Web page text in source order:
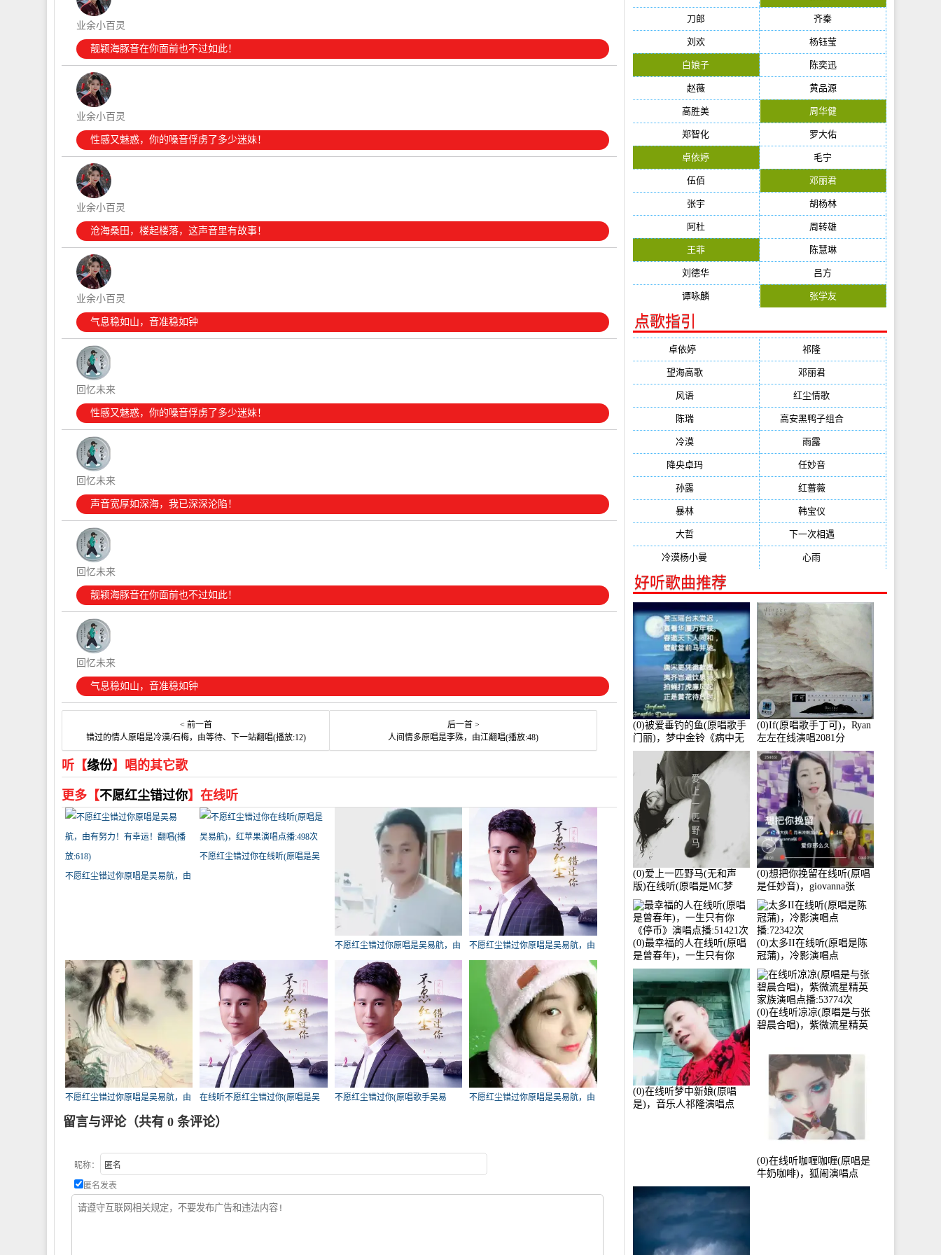
业余小百灵
靓颖海豚音在你面前也不过如此！
业余小百灵
性感又魅惑，你的嗓音俘虏了多少迷妹！
业余小百灵
沧海桑田，楼起楼落，这声音里有故事！
业余小百灵
气息稳如山，音准稳如钟
回忆未来
性感又魅惑，你的嗓音俘虏了多少迷妹！
回忆未来
声音宽厚如深海，我已深深沦陷！
回忆未来
靓颖海豚音在你面前也不过如此！
回忆未来
气息稳如山，音准稳如钟
< 前一首
错过的情人原唱是冷漠/石梅，由等待、下一站翻唱(播放:12)
后一首 >
人间情多原唱是李殊，由江翻唱(播放:48)
听【缘份】唱的其它歌
更多【不愿红尘错过你】在线听
不愿红尘错过你原唱是吴易航，由
不愿红尘错过你在线听(原唱是吴
不愿红尘错过你原唱是吴易航，由
正午骄阳(不定时在线)翻唱(播
放:475)
不愿红尘错过你原唱是吴易航，由
展望未来翻唱(播放:438)
不愿红尘错过你原唱是吴易航，由
风铃随缘翻唱(播放:257)
在线听不愿红尘错过你(原唱是吴
易航)，冬梅演唱点播:208次
不愿红尘错过你(原唱歌手吴易
不愿红尘错过你原唱是吴易航，由
留言与评论（共有 0 条评论）
昵称：
匿名发表
刀郎 齐秦
刘欢 杨钰莹
白娘子 陈奕迅
赵薇 黄品源
高胜美 周华健
郑智化 罗大佑
卓依婷 毛宁
伍佰 邓丽君
张宇 胡杨林
阿杜 周转雄
王菲 陈慧琳
刘德华 吕方
谭咏麟 张学友
点歌指引
卓依婷(1378) 祁隆
望海高歌(601) 邓丽君(555)
风语(543) 红尘情歌
陈瑞(459) 高安黑鸭子组合(388)
冷漠(355) 雨露
降央卓玛(347) 任妙音(321)
孙露(321) 红蔷薇(311)
暴林(304) 韩宝仪
大哲(247) 下一次相遇
冷漠杨小曼 心雨
好听歌曲推荐
(0)被爱垂钓的鱼(原唱歌手
门丽)，梦中金铃《病中无
法回复大家》在线演唱
3586分
(0)If(原唱歌手丁可)，Ryan
左左在线演唱2081分
(0)爱上一匹野马(无和声
版)在线听(原唱是MC梦
柯)，冰鑫Asce演唱点
播:178815次
(0)想把你挽留在线听(原唱
是任妙音)，giovanna张
【任96】演唱点播:60173次
(0)最幸福的人在线听(原唱
是曾春年)，一生只有你
《停币》演唱点播:51421次
(0)太多II在线听(原唱是陈
冠蒲)，冷影演唱点
播:72342次
(0)在线听梦中新娘(原唱
是)，音乐人祁隆演唱点
(0)在线听凉凉(原唱是与张
碧晨合唱)，紫微流星精英
(0)在线听咖喱咖喱(原唱是
牛奶咖啡)，狐闹演唱点